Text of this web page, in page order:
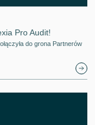
Pro Audit!
do grona Partnerów